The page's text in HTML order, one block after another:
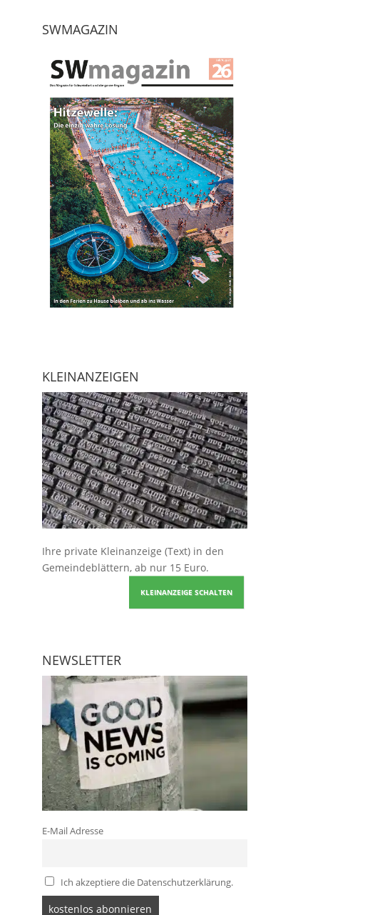
SWMAGAZIN
KLEINANZEIGEN
Ihre private Kleinanzeige (Text) in den
Gemeindeblättern, ab nur 15 Euro.
KLEINANZEIGE SCHALTEN
NEWSLETTER
E-Mail Adresse
Ich akzeptiere die Datenschutzerklärung.